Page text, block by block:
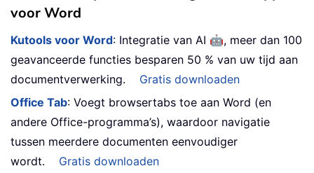
voor Word
Kutools voor Word: Integratie van AI 🤖, meer dan 100
geavanceerde functies besparen 50 % van uw tijd aan
documentverwerking.
Gratis downloaden
Office Tab: Voegt browsertabs toe aan Word (en
andere Office-programma’s), waardoor navigatie
tussen meerdere documenten eenvoudiger
wordt.
Gratis downloaden